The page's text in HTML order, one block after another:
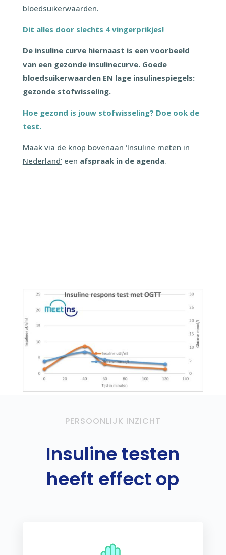
bloedsuikerwaarden.
Dit alles door slechts 4 vingerprikjes!
De insuline curve hiernaast is een voorbeeld
van een gezonde insulinecurve. Goede
bloedsuikerwaarden EN lage insulinespiegels:
gezonde stofwisseling.
Hoe gezond is jouw stofwisseling? Doe ook de
test.
Maak via de knop bovenaan ‘Insuline meten in
Nederland’een afspraak in de agenda.
PERSOONLIJK INZICHT
Insuline testen
heeft effect op